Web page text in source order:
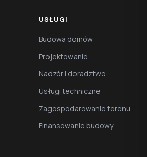
USŁUGI
Budowa domów
Projektowanie
Nadzór i doradztwo
Usługi techniczne
Zagospodarowanie terenu
Finansowanie budowy